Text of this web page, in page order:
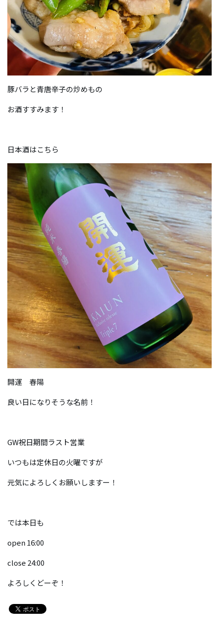
豚バラと青唐辛子の炒めもの
お酒すすみます！
日本酒はこちら
開運 春陽
良い日になりそうな名前！
GW祝日期間ラスト営業
いつもは定休日の火曜ですが
元気によろしくお願いしますー！
では本日も
open 16:00
close 24:00
よろしくどーぞ！